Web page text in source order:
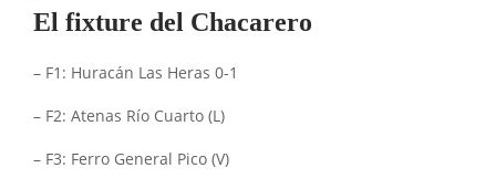
El fixture del Chacarero
– F1: Huracán Las Heras 0-1
– F2: Atenas Río Cuarto (L)
– F3: Ferro General Pico (V)